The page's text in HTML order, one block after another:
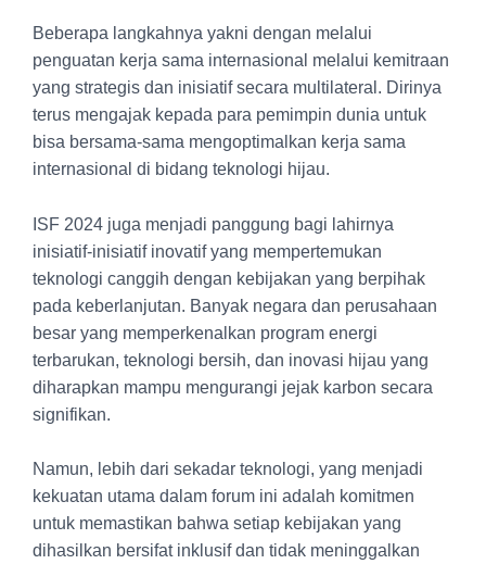
Beberapa langkahnya yakni dengan melalui
penguatan kerja sama internasional melalui kemitraan
yang strategis dan inisiatif secara multilateral. Dirinya
terus mengajak kepada para pemimpin dunia untuk
bisa bersama-sama mengoptimalkan kerja sama
internasional di bidang teknologi hijau.
ISF 2024 juga menjadi panggung bagi lahirnya
inisiatif-inisiatif inovatif yang mempertemukan
teknologi canggih dengan kebijakan yang berpihak
pada keberlanjutan. Banyak negara dan perusahaan
besar yang memperkenalkan program energi
terbarukan, teknologi bersih, dan inovasi hijau yang
diharapkan mampu mengurangi jejak karbon secara
signifikan.
Namun, lebih dari sekadar teknologi, yang menjadi
kekuatan utama dalam forum ini adalah komitmen
untuk memastikan bahwa setiap kebijakan yang
dihasilkan bersifat inklusif dan tidak meninggalkan